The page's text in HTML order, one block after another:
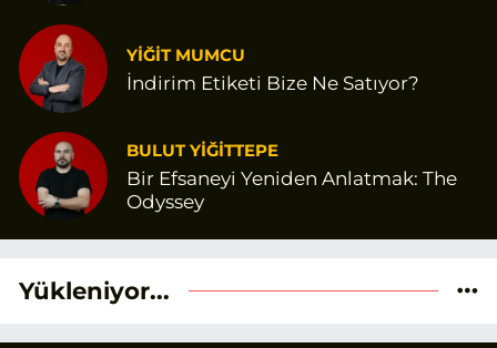
YİĞİT MUMCU
İndirim Etiketi Bize Ne Satıyor?
BULUT YİĞİTTEPE
Bir Efsaneyi Yeniden Anlatmak: The
Odyssey
Yükleniyor...